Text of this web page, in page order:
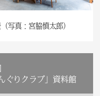
写真：宮脇慎太郎）
ぐりクラブ」資料館